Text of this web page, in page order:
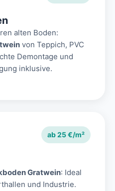
alten Boden:
von Teppich, PVC
Demontage und
inklusive.
ab 25 €/m²
Gratwein: Ideal
und Industrie.